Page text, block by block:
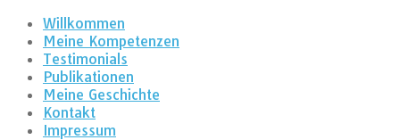
Willkommen
Meine Kompetenzen
Testimonials
Publikationen
Meine Geschichte
Kontakt
Impressum